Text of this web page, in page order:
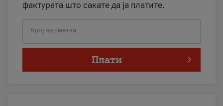
фактурата што сакате да ја платите.
Број на сметка
Плати